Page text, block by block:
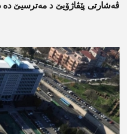
ڤەشارتی پێڤاژۆیێ د مەترسیێ دە